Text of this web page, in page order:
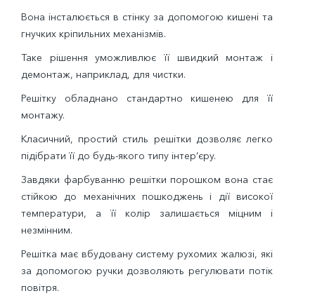
Вона інсталюється в стінку за допомогою кишені та
гнучких кріпильних механізмів.
Таке рішення уможливлює її швидкий монтаж і
демонтаж, наприклад, для чистки.
Решітку обладнано стандартно кишенею для її
монтажу.
Класичний, простий стиль решітки дозволяє легко
підібрати її до будь-якого типу інтер’єру.
Завдяки фарбуванню решітки порошком вона стає
стійкою до механічних пошкоджень і дії високої
температури, а її колір залишається міцним і
незмінним.
Решітка має вбудовану систему рухомих жалюзі, які
за допомогою ручки дозволяють регулювати потік
повітря.